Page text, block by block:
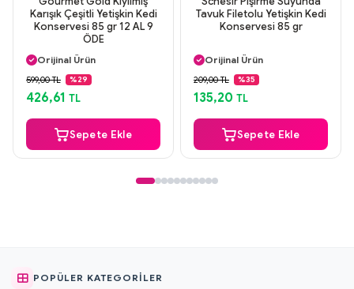
Karışık Çeşitli Yetişkin Kedi
Konservesi 85 gr 12 AL 9
ÖDE
Aynı Gün Kargo
Orijinal Ürün
Güvenli Ödeme
Aynı Gün Kargo
599,00 TL %29
426,61 TL
Sepete Ekle
Tavuk Filetolu Yetişkin Kedi
Konservesi 85 gr
Orijinal Ürün
Güvenli Ödeme
Aynı Gün Kargo
209,00 TL %35
135,20 TL
Sepete Ekle
POPÜLER KATEGORILER